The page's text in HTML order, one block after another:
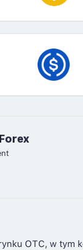
OTC, w tym